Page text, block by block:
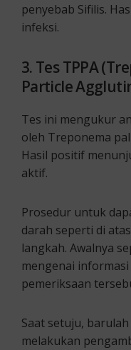
penyebab Sifilis.
infeksi.
3. Tes TPPA
Particle
Tes ini mengukur
oleh Treponema
Hasil positif
aktif.
Prosedur untuk
darah seperti di
langkah. Awalnya
mengenai
pemeriksaan
Saat setuju,
melakukan